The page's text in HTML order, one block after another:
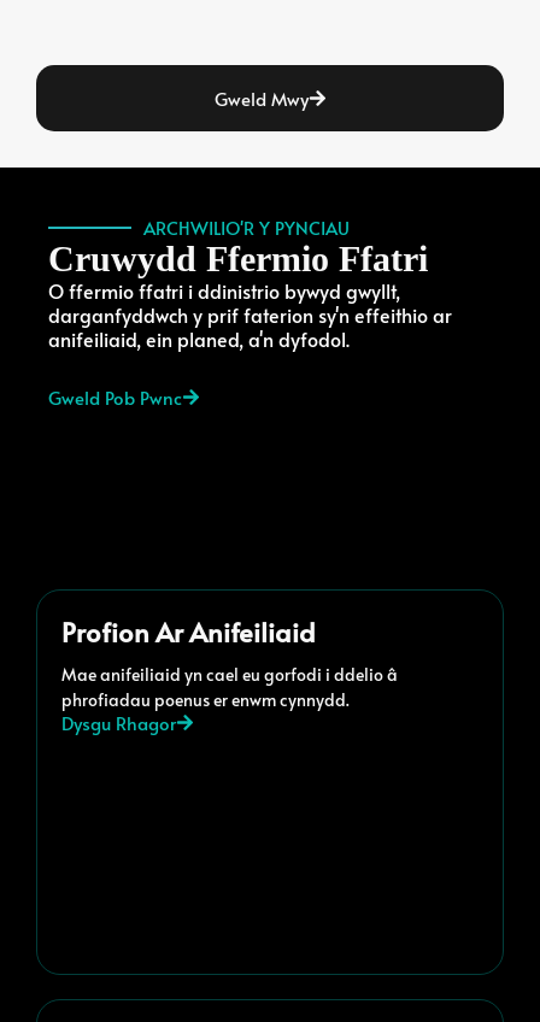
Gweld Mwy
ARCHWILIO'R Y PYNCIAU
Cruwydd Ffermio Ffatri
O ffermio ffatri i ddinistrio bywyd gwyllt,
darganfyddwch y prif faterion sy'n effeithio ar
anifeiliaid, ein planed, a'n dyfodol.
Gweld Pob Pwnc
Profion Ar Anifeiliaid
Mae anifeiliaid yn cael eu gorfodi i ddelio â
phrofiadau poenus er enwm cynnydd.
Dysgu Rhagor